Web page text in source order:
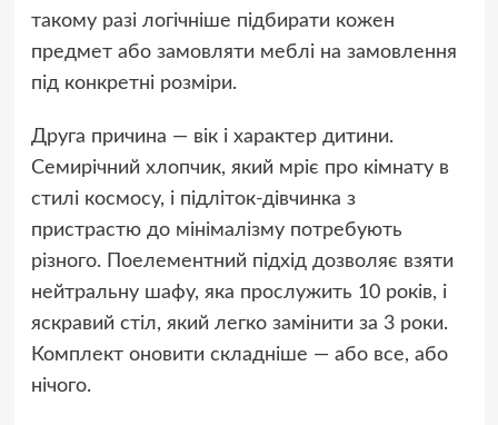
такому разі логічніше підбирати кожен
предмет або замовляти меблі на замовлення
під конкретні розміри.
Друга причина — вік і характер дитини.
Семирічний хлопчик, який мріє про кімнату в
стилі космосу, і підліток-дівчинка з
пристрастю до мінімалізму потребують
різного. Поелементний підхід дозволяє взяти
нейтральну шафу, яка прослужить 10 років, і
яскравий стіл, який легко замінити за 3 роки.
Комплект оновити складніше — або все, або
нічого.